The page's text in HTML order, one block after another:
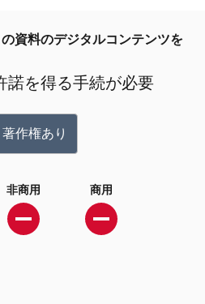
資料のデジタルコンテンツを
諾を得る手続が必要
著作権あり
非商用 商用